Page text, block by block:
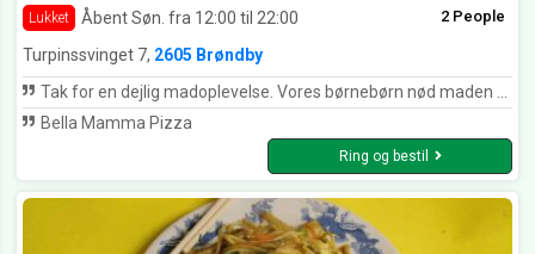
Lukket Åbent Søn. fra 12:00 til 22:00 2 People
Turpinssvinget 7, 2605 Brøndby
Tak for en dejlig madoplevelse. Vores børnebørn nød maden hos jer ligesom os. Vi kommer igen
Bella Mamma Pizza
Ring og bestil